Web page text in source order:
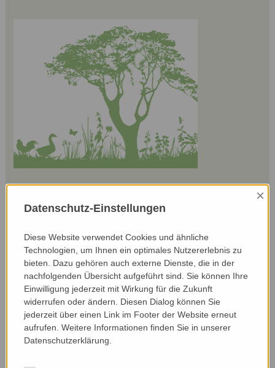
Commitment to biodiversity:
Farming in harmony with nature and animal
part of a nature conservation project, he planted
some flower strips on the farm and also an area
that he mows once a year. Michael Marold wants
to show that even a dairy farm can take
biodiversity into account. He also wants to explain
why it is important to leave structures standing
that may look sloppy to a layperson. He
deliberately does not use artificial fertilisers on
Datenschutz-Einstellungen
×
Diese Website verwendet Cookies und ähnliche
Technologien, um Ihnen ein optimales Nutzererlebnis zu
bieten. Dazu gehören auch externe Dienste, die in der
nachfolgenden Übersicht aufgeführt sind. Sie können Ihre
Einwilligung jederzeit mit Wirkung für die Zukunft
widerrufen oder ändern. Diesen Dialog können Sie
jederzeit über einen Link im Footer der Website erneut
aufrufen. Weitere Informationen finden Sie in unserer
Datenschutzerklärung.